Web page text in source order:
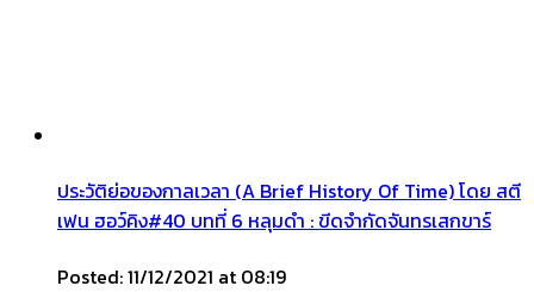
ประวัติย่อของกาลเวลา (A Brief History Of Time) โดย สตี
เฟน ฮอว์คิง#40 บทที่ 6 หลุมดำ : ขีดจำกัดจันทรเสกขาร์
Posted: 11/12/2021 at 08:19